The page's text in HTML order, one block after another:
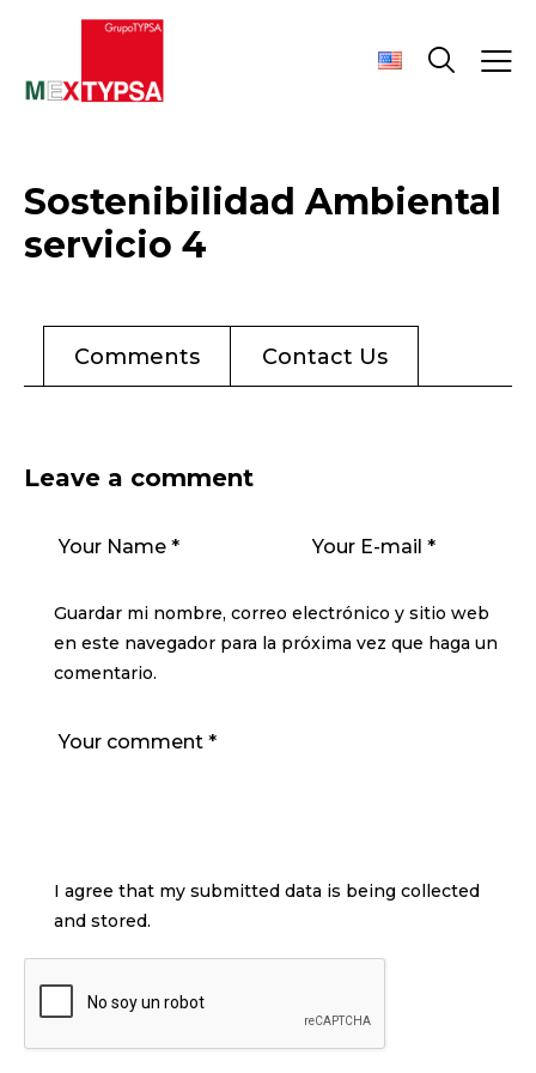
Sostenibilidad Ambiental
servicio 4
Comments Contact Us
Leave a comment
Guardar mi nombre, correo electrónico y sitio web
en este navegador para la próxima vez que haga un
comentario.
I agree that my submitted data is being collected
and stored.